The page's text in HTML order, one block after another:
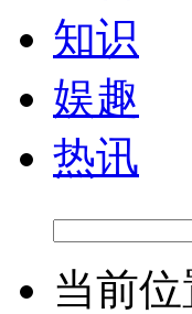
知识
娱趣
热讯
当前位